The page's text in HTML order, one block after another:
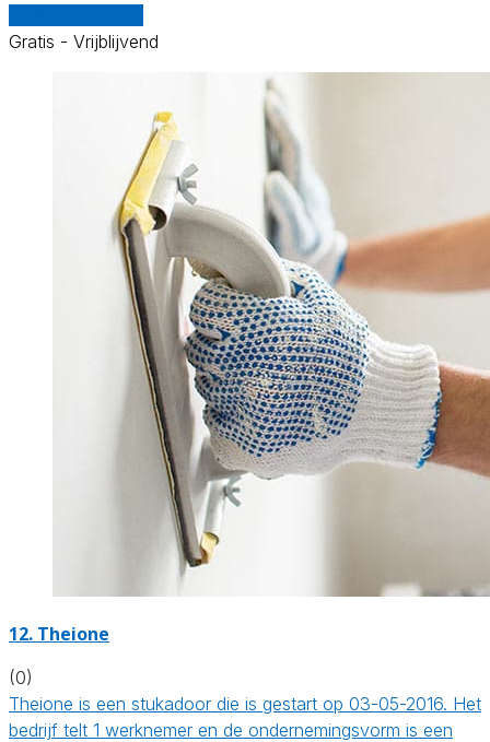
Gratis - Vrijblijvend
12. Theione
(0)
Theione is een stukadoor die is gestart op 03-05-2016. Het
bedrijf telt 1 werknemer en de ondernemingsvorm is een